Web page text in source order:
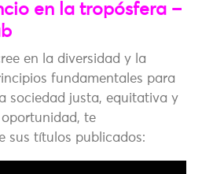
en la tropósfera –
en la diversidad y la
fundamentales para
sociedad justa, equitativa y
te
sus títulos publicados: